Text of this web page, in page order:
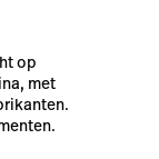
op
met